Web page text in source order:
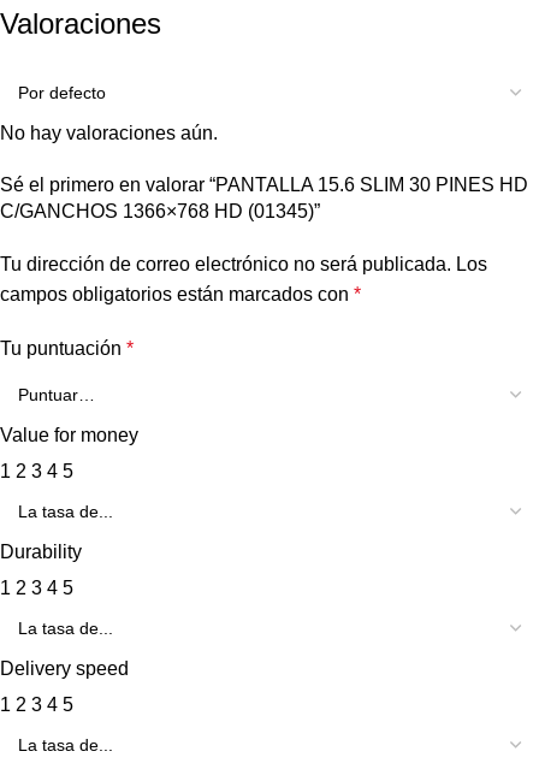
Valoraciones
No hay valoraciones aún.
Sé el primero en valorar “PANTALLA 15.6 SLIM 30 PINES HD
C/GANCHOS 1366×768 HD (01345)”
Tu dirección de correo electrónico no será publicada. Los
campos obligatorios están marcados con *
Tu puntuación *
Value for money
1 2 3 4 5
Durability
1 2 3 4 5
Delivery speed
1 2 3 4 5